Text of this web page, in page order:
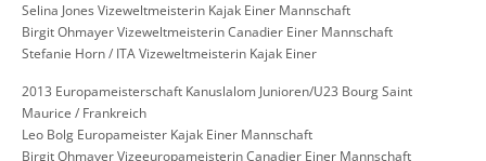
Selina Jones Vizeweltmeisterin Kajak Einer Mannschaft
Birgit Ohmayer Vizeweltmeisterin Canadier Einer Mannschaft
Stefanie Horn / ITA Vizeweltmeisterin Kajak Einer
2013 Europameisterschaft Kanuslalom Junioren/U23 Bourg Saint
Maurice / Frankreich
Leo Bolg Europameister Kajak Einer Mannschaft
Birgit Ohmayer Vizeeuropameisterin Canadier Einer Mannschaft